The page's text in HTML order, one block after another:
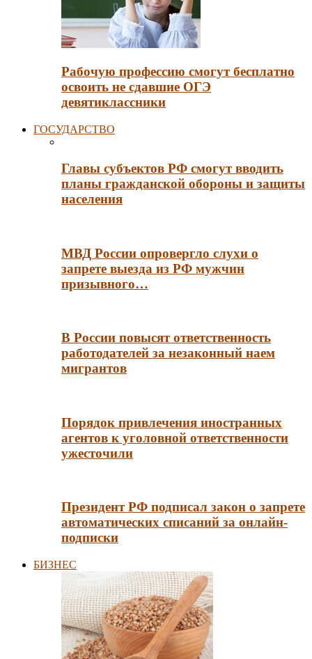
Рабочую профессию смогут бесплатно
освоить не сдавшие ОГЭ
девятиклассники
ГОСУДАРСТВО
Главы субъектов РФ смогут вводить
планы гражданской обороны и защиты
населения
МВД России опровергло слухи о
запрете выезда из РФ мужчин
призывного…
В России повысят ответственность
работодателей за незаконный наем
мигрантов
Порядок привлечения иностранных
агентов к уголовной ответственности
ужесточили
Президент РФ подписал закон о запрете
автоматических списаний за онлайн-
подписки
БИЗНЕС